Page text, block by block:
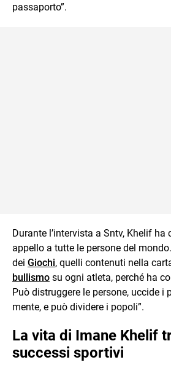
passaporto”.
Durante l’intervista a Sntv, Khelif ha
appello a tutte le persone del
dei Giochi, quelli contenuti nella
bullismo su ogni atleta, perché ha
Può distruggere le persone, uccide i
mente, e può dividere i popoli”.
La vita di Imane Khelif
successi sportivi